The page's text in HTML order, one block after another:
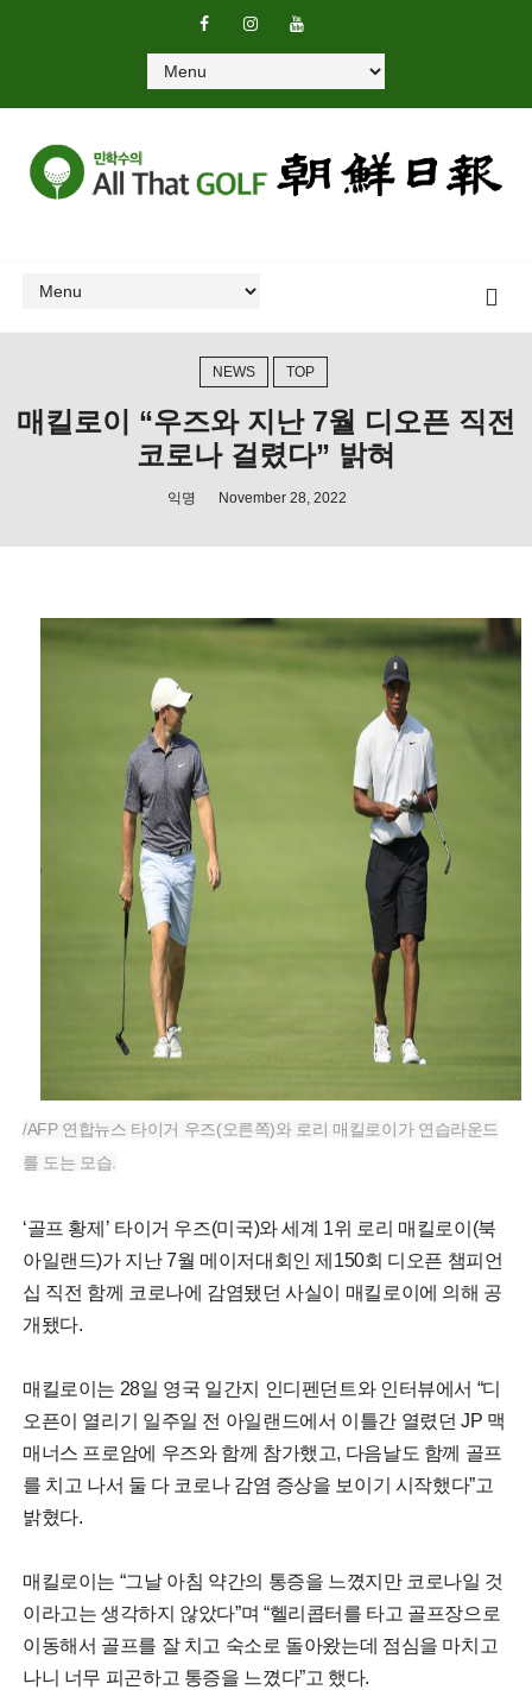
NEWS TOP
매킬로이 “우즈와 지난 7월 디오픈 직전
코로나 걸렸다” 밝혀
익명 November 28, 2022
/AFP 연합뉴스 타이거 우즈(오른쪽)와 로리 매킬로이가 연습라운드
를 도는 모습.
‘골프 황제’ 타이거 우즈(미국)와 세계 1위 로리 매킬로이(북
아일랜드)가 지난 7월 메이저대회인 제150회 디오픈 챔피언
십 직전 함께 코로나에 감염됐던 사실이 매킬로이에 의해 공
개됐다.
매킬로이는 28일 영국 일간지 인디펜던트와 인터뷰에서 “디
오픈이 열리기 일주일 전 아일랜드에서 이틀간 열렸던 JP 맥
매너스 프로암에 우즈와 함께 참가했고, 다음날도 함께 골프
를 치고 나서 둘 다 코로나 감염 증상을 보이기 시작했다”고
밝혔다.
매킬로이는 “그날 아침 약간의 통증을 느꼈지만 코로나일 것
이라고는 생각하지 않았다”며 “헬리콥터를 타고 골프장으로
이동해서 골프를 잘 치고 숙소로 돌아왔는데 점심을 마치고
나니 너무 피곤하고 통증을 느꼈다”고 했다.